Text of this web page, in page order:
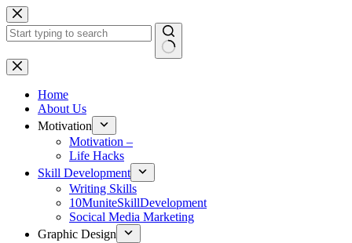
Skip
to
content
No
results
Home
About Us
Motivation
Motivation –
Life Hacks
Skill Development
Writing Skills
10MuniteSkillDevelopment
Socical Media Marketing
Graphic Design